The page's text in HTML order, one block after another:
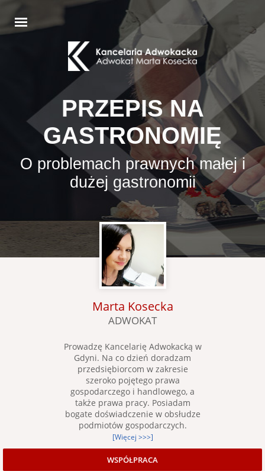
PRZEPIS NA
GASTRONOMIĘ
O problemach prawnych małej i
dużej gastronomii
Marta Kosecka
ADWOKAT
Prowadzę Kancelarię Adwokacką w
Gdyni. Na co dzień doradzam
przedsiębiorcom w zakresie
szeroko pojętego prawa
gospodarczego i handlowego, a
także prawa pracy. Posiadam
bogate doświadczenie w obsłudze
podmiotów gospodarczych.
[Więcej >>>]
WSPÓŁPRACA